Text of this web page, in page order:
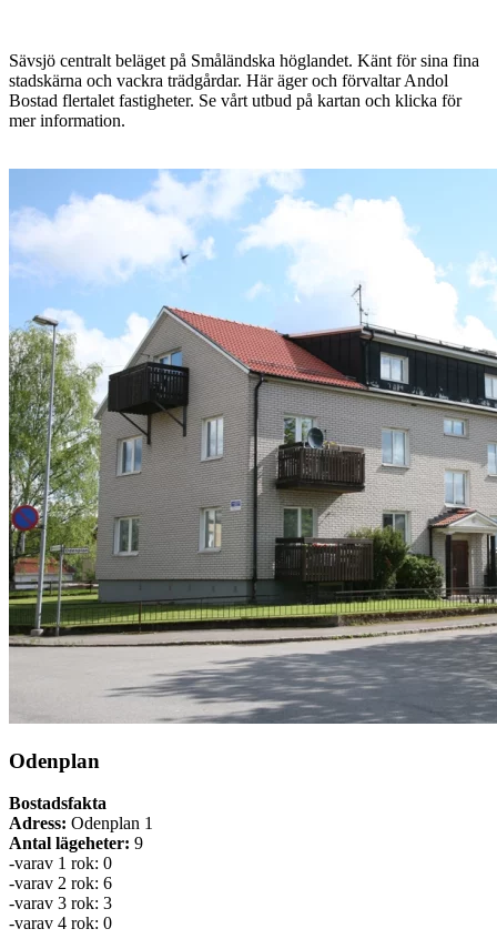
Sävsjö centralt beläget på Småländska höglandet. Känt för sina fina
stadskärna och vackra trädgårdar. Här äger och förvaltar Andol
Bostad flertalet fastigheter. Se vårt utbud på kartan och klicka för
mer information.
Odenplan
Bostadsfakta
Adress: Odenplan 1
Antal lägeheter: 9
-varav 1 rok: 0
-varav 2 rok: 6
-varav 3 rok: 3
-varav 4 rok: 0